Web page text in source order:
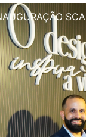
SCA